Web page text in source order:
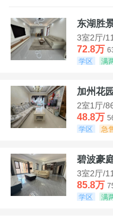
东湖胜
3室2厅/
72.8万
学区
满
加州花
2室1厅/
48.8万
学区
急
碧波豪
3室2厅/
85.8万
学区
满